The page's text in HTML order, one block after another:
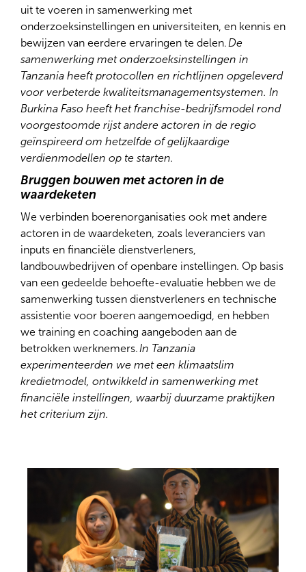
uit te voeren in samenwerking met
onderzoeksinstellingen en universiteiten, en kennis en
bewijzen van eerdere ervaringen te delen. De
samenwerking met onderzoeksinstellingen in
Tanzania heeft protocollen en richtlijnen opgeleverd
voor verbeterde kwaliteitsmanagementsystemen. In
Burkina Faso heeft het franchise-bedrijfsmodel rond
voorgestoomde rijst andere actoren in de regio
geïnspireerd om hetzelfde of gelijkaardige
verdienmodellen op te starten.
Bruggen bouwen met actoren in de
waardeketen
We verbinden boerenorganisaties ook met andere
actoren in de waardeketen, zoals leveranciers van
inputs en financiële dienstverleners,
landbouwbedrijven of openbare instellingen. Op basis
van een gedeelde behoefte-evaluatie hebben we de
samenwerking tussen dienstverleners en technische
assistentie voor boeren aangemoedigd, en hebben
we training en coaching aangeboden aan de
betrokken werknemers. In Tanzania
experimenteerden we met een klimaatslim
kredietmodel, ontwikkeld in samenwerking met
financiële instellingen, waarbij duurzame praktijken
het criterium zijn.